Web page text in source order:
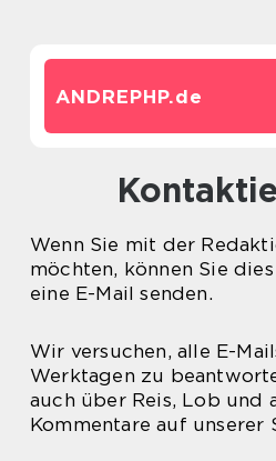
ANDREPHP.de
Wenn Sie mit der
möchten, können Sie
eine E-Mail senden.
Wir versuchen, alle E-
Werktagen zu
auch über Reis, Lob und
Kommentare auf unserer